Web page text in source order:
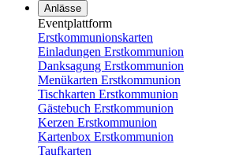
Anlässe
Eventplattform
Erstkommunionskarten
Einladungen Erstkommunion
Danksagung Erstkommunion
Menükarten Erstkommunion
Tischkarten Erstkommunion
Gästebuch Erstkommunion
Kerzen Erstkommunion
Kartenbox Erstkommunion
Taufkarten